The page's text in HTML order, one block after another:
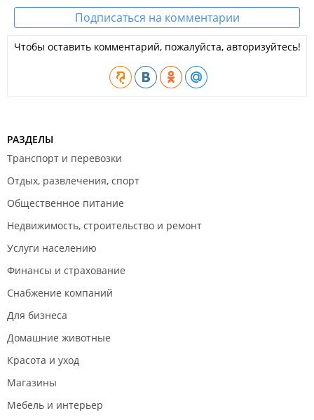
Март 2021
Декабрь 2020
Сентябрь 2020
ООО "НОРМАН".
Ген. подрядчик
ЗАО "СКДВ".
ООО "СКДВ".
Подписаться на комментарии
Чтобы оставить комментарий, пожалуйста, авторизуйтесь!
РАЗДЕЛЫ
Транспорт и перевозки
Отдых, развлечения, спорт
Общественное питание
Недвижимость, строительство и ремонт
Услуги населению
Финансы и страхование
Снабжение компаний
Для бизнеса
Домашние животные
Красота и уход
Магазины
Мебель и интерьер